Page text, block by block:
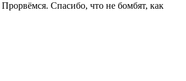
Спасибо, что не бомбят, как